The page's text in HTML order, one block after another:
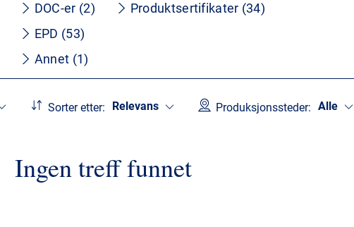
DOC-er (2)
EPD (53)
Annet (1)
Produktsertifikater (34)
Sorter etter: Relevans Produksjonssteder: Alle
Ingen treff funnet